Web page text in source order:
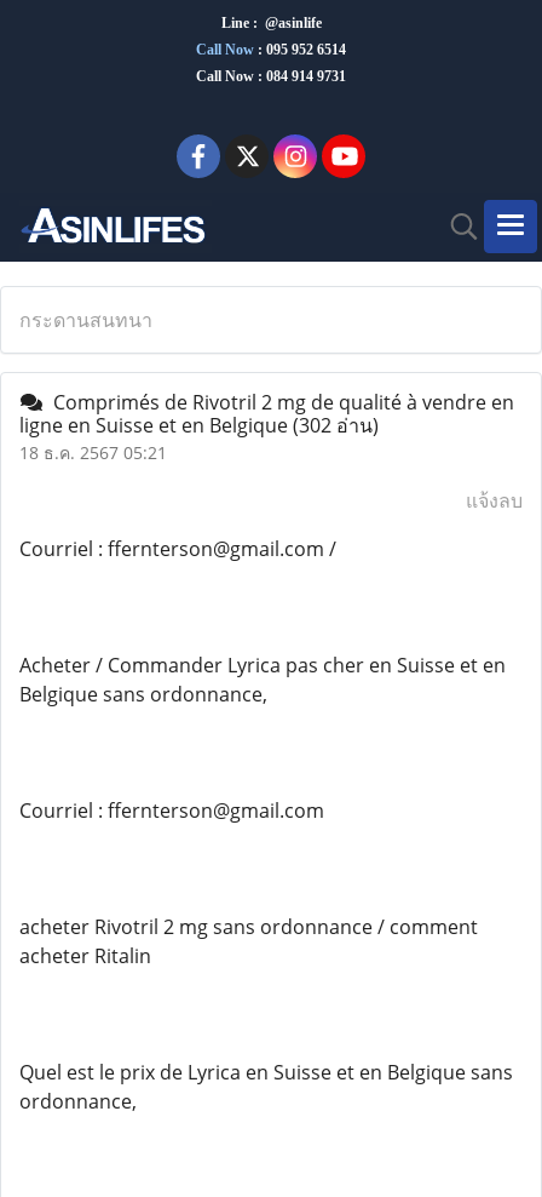
Line : @asinlife
Call Now : 095 952 6514
Call Now : 084 914 9731
กระดานสนทนา
Comprimés de Rivotril 2 mg de qualité à vendre en
ligne en Suisse et en Belgique(302 อ่าน)
18 ธ.ค. 2567 05:21
แจ้งลบ
Courriel : ffernterson@gmail.com /
Acheter / Commander Lyrica pas cher en Suisse et en
Belgique sans ordonnance,
Courriel : ffernterson@gmail.com
acheter Rivotril 2 mg sans ordonnance / comment
acheter Ritalin
Quel est le prix de Lyrica en Suisse et en Belgique sans
ordonnance,